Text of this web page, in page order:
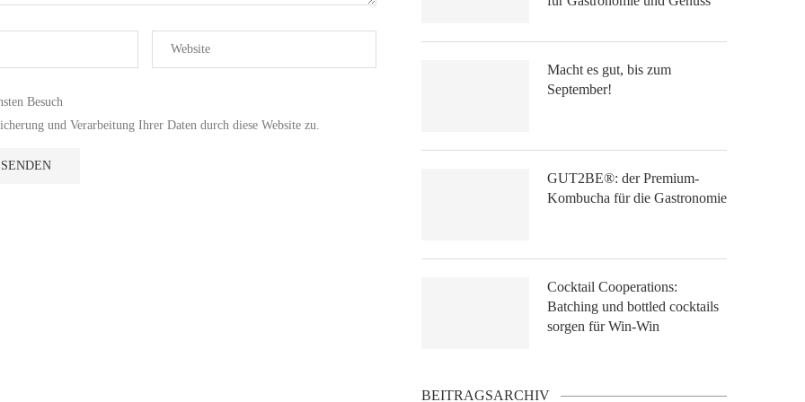
Besuch
und Verarbeitung Ihrer Daten durch diese Website zu.
Macht es gut, bis zum
September!
GUT2BE®: der Premium-
Kombucha für die Gastronomie
Cocktail Cooperations:
Batching und bottled cocktails
sorgen für Win-Win
BEITRAGSARCHIV